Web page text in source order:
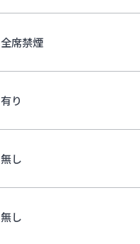
全席禁煙
有り
無し
無し